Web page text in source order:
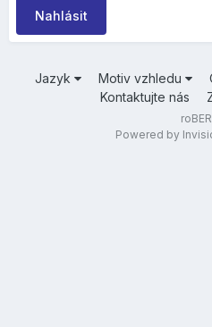
Nahlásit
Jazyk Motiv vzhledu
Kontaktujte nás
Powered by